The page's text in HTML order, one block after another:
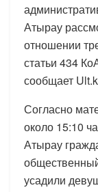
Атырау
отношении
статьи 434
сообщает
Согласно
около 15:10
Атырау
усадили